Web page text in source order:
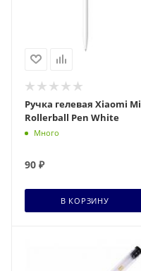
Ручка гелевая Xiaomi Mi
Rollerball Pen White
Много
90 ₽
В КОРЗИНУ